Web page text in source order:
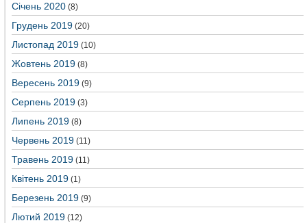
Січень 2020 (8)
Грудень 2019 (20)
Листопад 2019 (10)
Жовтень 2019 (8)
Вересень 2019 (9)
Серпень 2019 (3)
Липень 2019 (8)
Червень 2019 (11)
Травень 2019 (11)
Квітень 2019 (1)
Березень 2019 (9)
Лютий 2019 (12)